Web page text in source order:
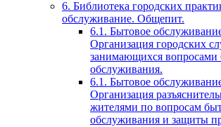
6. Библиотека городских
обслуживание. Общепит.
6.1. Бытовое
Организация городских
занимающихся вопросами
обслуживания.
6.1. Бытовое
Организация
жителями по вопросам
обслуживания и защиты